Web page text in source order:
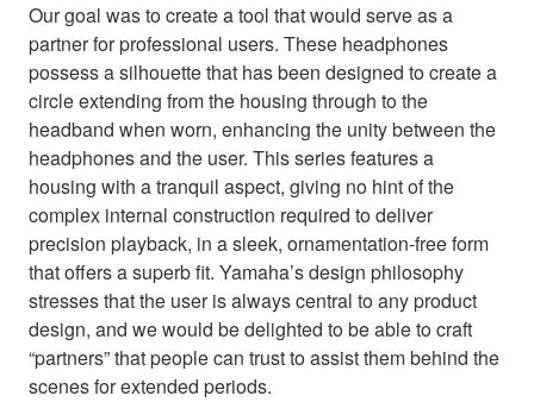
Our goal was to create a tool that would serve as a
partner for professional users. These headphones
possess a silhouette that has been designed to create a
circle extending from the housing through to the
headband when worn, enhancing the unity between the
headphones and the user. This series features a
housing with a tranquil aspect, giving no hint of the
complex internal construction required to deliver
precision playback, in a sleek, ornamentation-free form
that offers a superb fit. Yamaha’s design philosophy
stresses that the user is always central to any product
design, and we would be delighted to be able to craft
“partners” that people can trust to assist them behind the
scenes for extended periods.